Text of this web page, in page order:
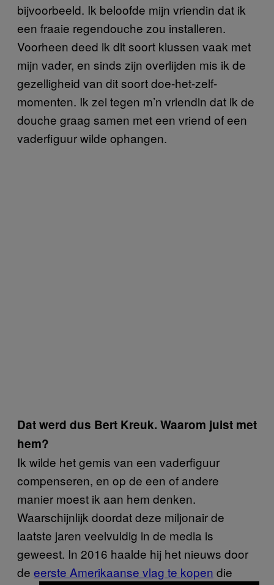
bijvoorbeeld. Ik beloofde mijn vriendin dat ik
een fraaie regendouche zou installeren.
Voorheen deed ik dit soort klussen vaak met
mijn vader, en sinds zijn overlijden mis ik de
gezelligheid van dit soort doe-het-zelf-
momenten. Ik zei tegen m’n vriendin dat ik de
douche graag samen met een vriend of een
vaderfiguur wilde ophangen.
Dat werd dus Bert Kreuk. Waarom juist met
hem?
Ik wilde het gemis van een vaderfiguur
compenseren, en op de een of andere
manier moest ik aan hem denken.
Waarschijnlijk doordat deze miljonair de
laatste jaren veelvuldig in de media is
geweest. In 2016 haalde hij het nieuws door
de eerste Amerikaanse vlag te kopen die